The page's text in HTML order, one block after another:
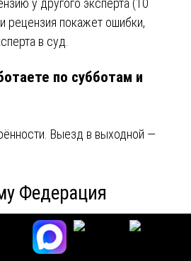
у другого эксперта (10
рецензия покажет ошибки,
в суд.
по субботам и
Выезд в выходной —
Федерация
— лучший